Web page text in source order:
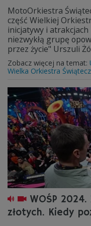
MotoOrkiestra
część Wielkiej
inicjatywy i
niezwykłą grupę
przez życie" Urszuli
Zobacz więcej na temat:
Wielka Orkiestra
WOŚP
złotych. Kiedy